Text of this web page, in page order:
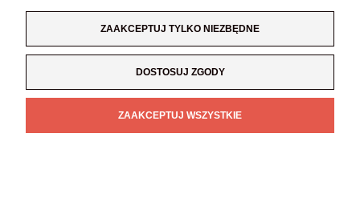
POKAŻ PEŁNĄ WERSJĘ STRONY
SKLEP INTERNETOWY SHOPER.PL
ZAAKCEPTUJ TYLKO NIEZBĘDNE
DOSTOSUJ ZGODY
ZAAKCEPTUJ WSZYSTKIE